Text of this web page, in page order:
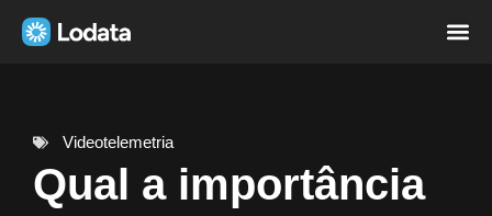
Videotelemetria
Qual a importância